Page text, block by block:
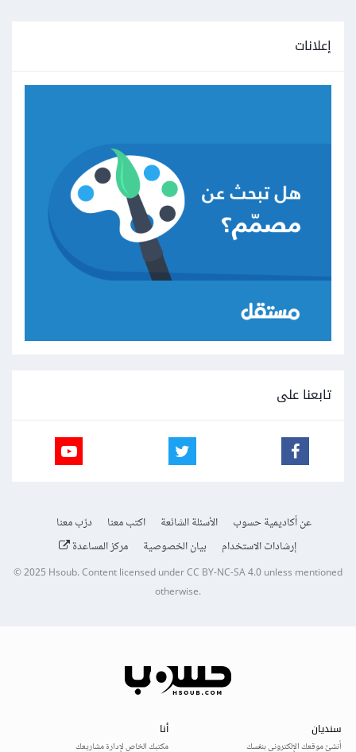
إعلانات
تابعنا على
عن أكاديمية حسوب الأسئلة الشائعة اكتب معنا
درّب معنا
إرشادات الاستخدام
بيان الخصوصية مركز المساعدة
© 2025Hsoub.Content licensed underCC BY-NC-SA 4.0unless mentioned
otherwise.